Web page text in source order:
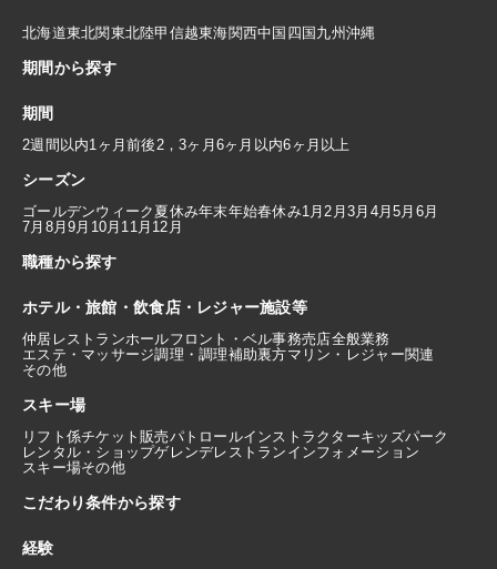
北海道東北関東北陸甲信越東海関西中国 四国九州沖縄
期間から探す
期間
2週間以内1ヶ月前後 2，3ヶ月 6ヶ月以内6ヶ月以上
シーズン
ゴールデンウィーク 夏休み年末年始春休み1月 2月3月 4月5月 6月
7月 8月9月 10月 11月 12月
職種から探す
ホテル・旅館・飲食店・レジャー施設等
仲居 レストランホールフロント・ベル事務売店全般業務
エステ・マッサージ調理・調理補助裏方マリン・レジャー関連
その他
スキー場
リフト係チケット販売パトロールインストラクターキッズパーク
レンタル・ショップゲレンデレストラン インフォメーション
スキー場その他
こだわり条件から探す
経験